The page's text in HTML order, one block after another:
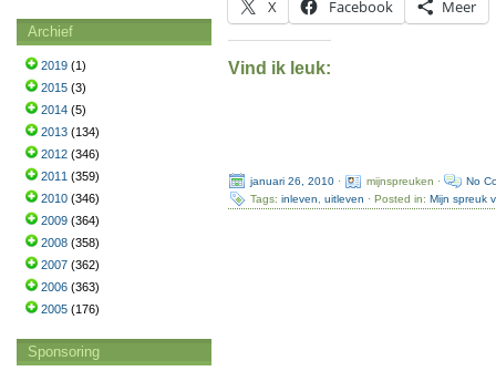
X Facebook Meer
Vind ik leuk:
januari 26, 2010· mijnspreuken ·
No
Tags: inleven uitleven · Posted in: Mijn spreuk
Archief
2019 (1)
2015 (3)
2014 (5)
2013 (134)
2012 (346)
2011 (359)
2010 (346)
2009 (364)
2008 (358)
2007 (362)
2006 (363)
2005 (176)
Sponsoring